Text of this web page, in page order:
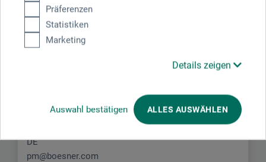
Präferenzen
Statistiken
Marketing
Details zeigen
Auswahl bestätigen ALLES AUSWÄHLEN
Hersteller-Kontakt
Hier finden Sie die Kontaktdaten des Herstellers zu
boesner GmbH holding + innovations
Gewerkenstr. 2
DE
pm@boesner.com